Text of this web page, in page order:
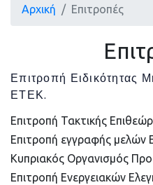
Επιτροπές
Επιτροπή Ειδικότητας
ΕΤΕΚ.
Επιτροπή Τακτικής
Επιτροπή εγγραφής μελών
Κυπριακός Οργανισμός
Επιτροπή Ενεργειακών